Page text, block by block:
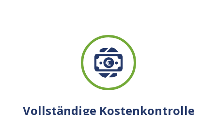
Vollständige Kostenkontrolle